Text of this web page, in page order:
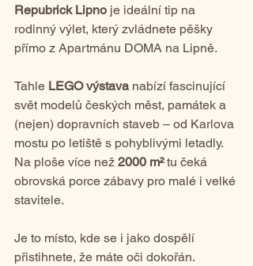
Repubrick Lipno je ideální tip na
rodinný výlet, který zvládnete pěšky
přímo z Apartmánu DOMA na Lipně.
Tahle LEGO výstava nabízí fascinující
svět modelů českých měst, památek a
(nejen) dopravních staveb – od Karlova
mostu po letiště s pohyblivými letadly.
Na ploše více než 2000 m² tu čeká
obrovská porce zábavy pro malé i velké
stavitele.
Je to místo, kde se i jako dospělí
přistihnete, že máte oči dokořán.